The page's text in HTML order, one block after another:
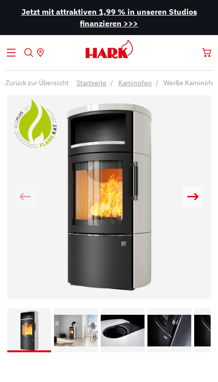
Jetzt mit attraktiven 1,99 % in unseren Studios
finanzieren >>>
Zurück zur Übersicht Startseite Kaminöfen Weiße Kaminöfen